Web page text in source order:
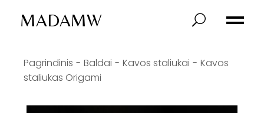
MADAMW
Pagrindinis Baldai Kavos staliukai
Kavos
staliukas Origami